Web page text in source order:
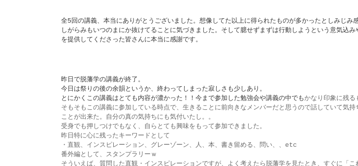
全5回の講義、本当にありがとうございました。想像してた以上に得られたものが多かったとしみじみ
しがらみもいつのまにか抜けてることに気づきました。 そして臆せずまずは行動しようという意気込み
を提供してくださった皆さんに本当に感謝です。
昨日で脱藩学の講義が終了。
今日は祭りの後の余韻というか、終わってしまった寂しさも少しあり。
とにかくこの講義はとても内容が濃かった！！ 今まで参加した勉強会や講義の中でもかなり印象に残る
そもそもこの講義に参加している時点で、生きることに前向きなメンバーだと思うので話していて気
ことが出来た。自分の真の気持ちにも気付いたし。。
受身でも押しつけでもなく、自らとても興味をもって参加できました。
昨日特に心に残ったキーワードとして
・直観、インスピレーション、グレーゾーン、人、本、書き留める、問い、、etc
番外編として、スタンプラリーｗ
そういえば、質問した直観・インスピレーションですが、よく考えたら脱藩学を見たとき、すぐに「